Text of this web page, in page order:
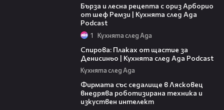
Бърза и лесна рецепта с ориз Арборио
от шеф Ремзи | Кухнята след Ада
Podcast
1 Кухнята след Ада
Спирова: Плаках от щастие за
Денисиньо | Кухнята след Ада Podcast
Кухнята след Ада
Фирмата със седалище в Лясковец
внедрява роботизирана техника и
изкуствен интелект